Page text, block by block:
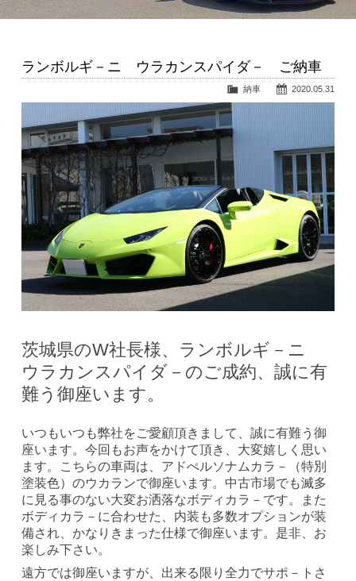
ランボルギ－ニ ウラカンスパイダ－ ご納車
2020.05.31
納車
茨城県のW社長様、ランボルギ－ニ
ウラカンスパイダ－のご成約、誠に有
難う御座います。
いつもいつも弊社をご愛顧頂きまして、誠に有難う御
座います。今回もお声をかけて頂き、大変嬉しく思い
ます。こちらの車両は、アドぺルソナムカラ－（特別
塗装色）のウカランで御座います。中古市場でも滅多
に見る事のない大変お洒落なボディカラ－です。また
ボディカラ－に合わせた、内装も多数オプションが装
備され、かなりきまった仕様で御座います。是非、お
楽しみ下さい。
遠方では御座いますが、出来る限り全力でサポ－トさ